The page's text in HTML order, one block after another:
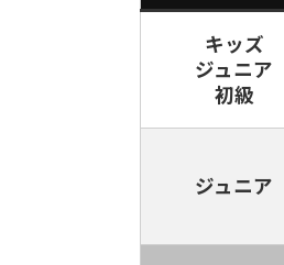
キッズ
ジュニア
初級
ジュニア